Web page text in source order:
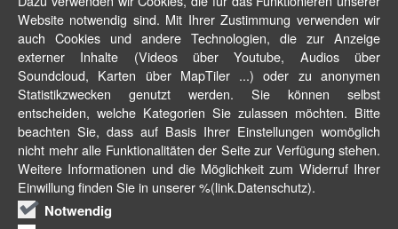
Website notwendig sind. Mit Ihrer Zustimmung verwenden wir
auch Cookies und andere Technologien, die zur Anzeige
externer Inhalte (Videos über Youtube, Audios über
Soundcloud, Karten über MapTiler ...) oder zu anonymen
Statistikzwecken genutzt werden. Sie können selbst
entscheiden, welche Kategorien Sie zulassen möchten. Bitte
beachten Sie, dass auf Basis Ihrer Einstellungen womöglich
nicht mehr alle Funktionalitäten der Seite zur Verfügung stehen.
Weitere Informationen und die Möglichkeit zum Widerruf Ihrer
Einwillung finden Sie in unserer %(link.Datenschutz).
Notwendig